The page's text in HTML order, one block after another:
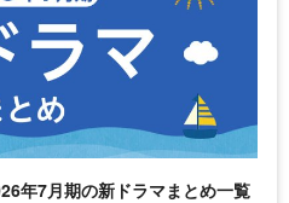
年7月期の新ドラマまとめ一覧